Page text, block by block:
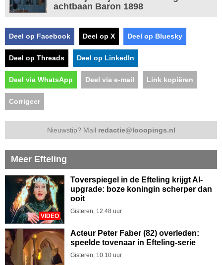
achtbaan Baron 1898
Deel op Facebook Deel op X Deel op Bluesky
Deel op Threads Deel op LinkedIn
Deel via WhatsApp Deel via e-mail Link kopiëren
Corrigeer
Nieuwstip? Mail redactie@looopings.nl
Meer Efteling
VIDEO
Toverspiegel in de Efteling krijgt AI-
upgrade: boze koningin scherper dan
ooit
Gisteren, 12.48 uur
Acteur Peter Faber (82) overleden:
speelde tovenaar in Efteling-serie
Gisteren, 10.10 uur